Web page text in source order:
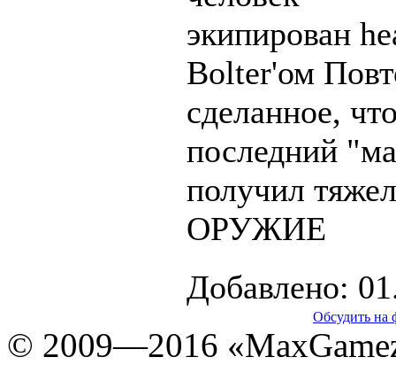
экипирован
Bolter'ом
сделанное,
последний
получил
ОРУЖИЕ
Добавлено:
Обсудить на
© 2009—2016